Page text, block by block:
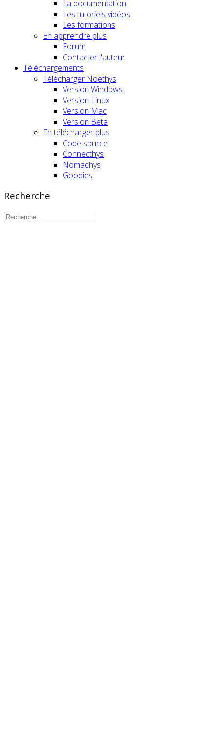
La documentation
Les tutoriels vidéos
Les formations
En apprendre plus
Forum
Contacter l'auteur
Téléchargements
Télécharger Noethys
Version Windows
Version Linux
Version Mac
Version Beta
En télécharger plus
Code source
Connecthys
Nomadhys
Goodies
Recherche